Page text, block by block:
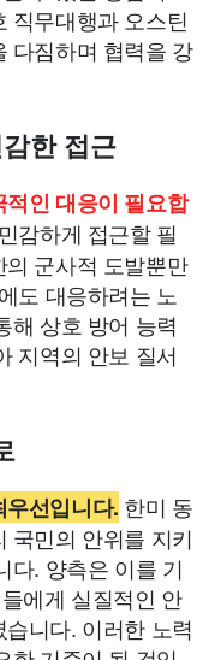
직무대행과 오스틴
다짐하며 협력을 강
한 접근
인 대응이 필요합
감하게 접근할 필
군사적 도발뿐만
도 대응하려는 노
해 상호 방어 능력
지역의 안보 질서
선입니다. 한미 동
국민의 안위를 지키
다. 양측은 이를 기
에게 실질적인 안
니다. 이러한 노력